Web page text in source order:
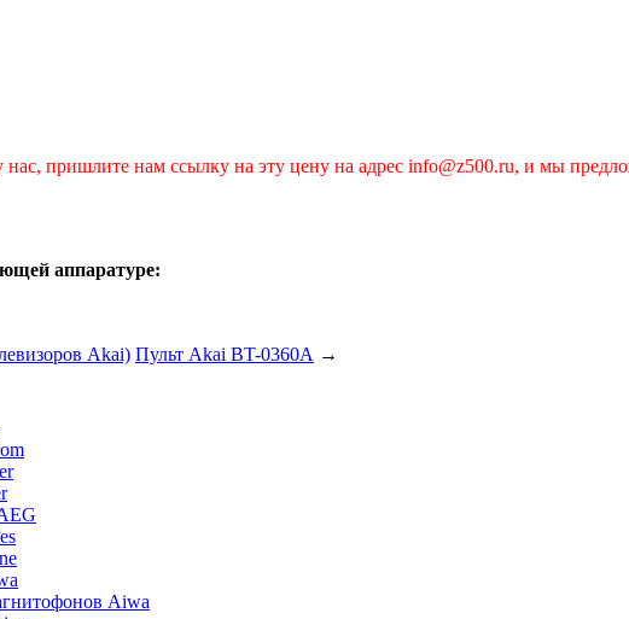
пришлите нам ссылку на эту цену на адрес info@z500.ru, и мы
аппаратуре:
Akai) Пульт Akai BT-0360A →
Aiwa